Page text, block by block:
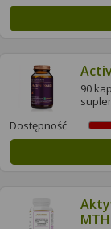
90
Dostępność